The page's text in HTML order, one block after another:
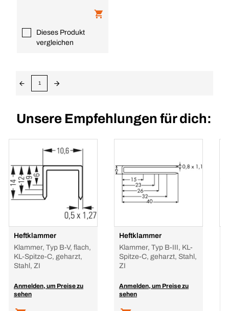
Dieses Produkt
vergleichen
1
Unsere Empfehlungen für dich:
Heftklammer
Klammer, Typ B-V, flach,
KL-Spitze-C, geharzt,
Stahl, ZI
Anmelden, um Preise zu
sehen
Heftklammer
Klammer, Typ B-III, KL-
Spitze-C, geharzt, Stahl,
ZI
Anmelden, um Preise zu
sehen